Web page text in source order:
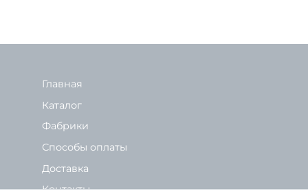
Главная
Каталог
Фабрики
Способы оплаты
Доставка
Контакты